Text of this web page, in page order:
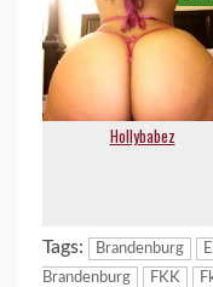
Tags: Brandenburg
Brandenburg
FKK